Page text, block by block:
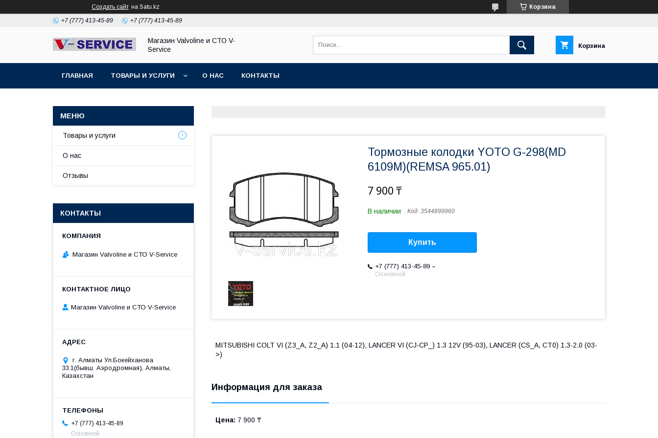
Создать сайт на Satu.kz Корзина
+7 (777) 413-45-89 +7 (777) 413-45-89
Магазин Valvoline и СТО V-
Service
Корзина
ГЛАВНАЯ ТОВАРЫ И УСЛУГИ О НАС КОНТАКТЫ
Тормозные колодки YOTO G-298(MD
6109M)(REMSA 965.01)
7 900 ₸
В наличии Код: 3544899960
Купить
+7 (777) 413-45-89
Основной
MITSUBISHI COLT VI (Z3_A, Z2_A) 1.1 (04-12), LANCER VI (CJ-CP_) 1.3 12V (95-03), LANCER (CS_A, CT0) 1.3-2.0 (03-
>)
Информация для заказа
Цена: 7 900 ₸
Товары и услуги
О нас
Отзывы
КОНТАКТЫ
Магазин Valvoline и СТО V-Service
Магазин Valvoline и СТО V-Service
г. Алматы Ул.Бокейханова
33.1(бывш. Аэродромная), Алматы,
Казахстан
+7 (777) 413-45-89
Основной